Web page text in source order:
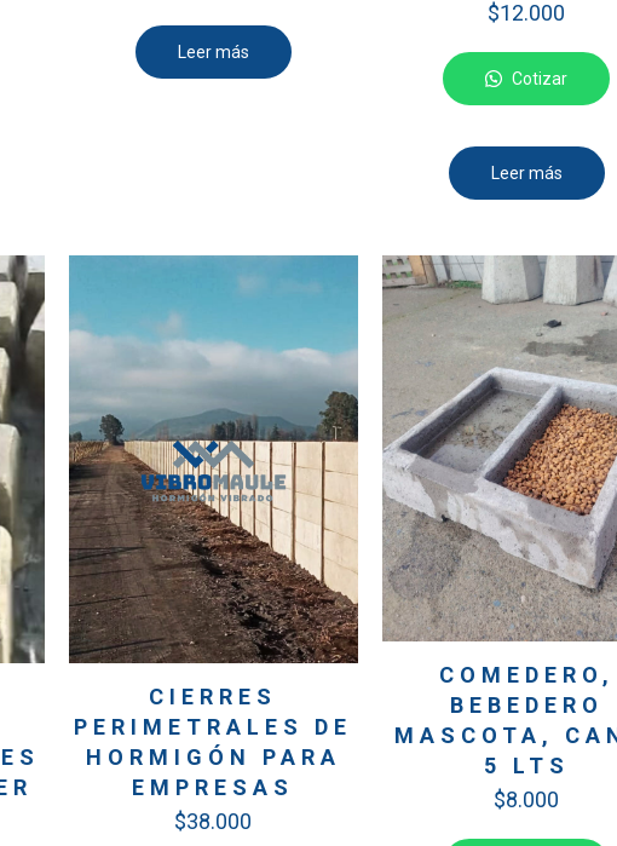
Leer más
$12.000
Cotizar
Leer más
CIERRES
PERIMETRALES DE
HORMIGÓN PARA
EMPRESAS
$38.000
COMEDERO,
BEBEDERO
MASCOTA,
5 LTS
$8.000